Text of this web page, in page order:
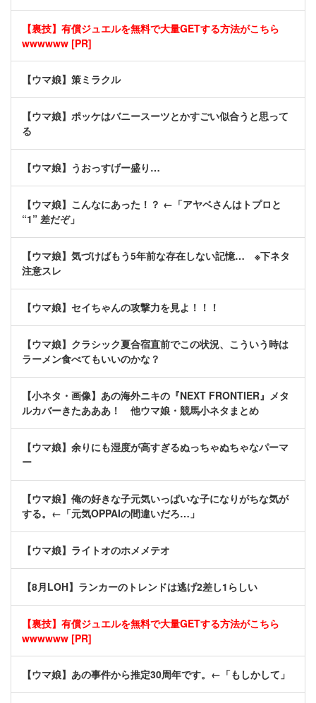
【裏技】有償ジュエルを無料で大量GETする方法がこちら
wwwwww [PR]
【ウマ娘】策ミラクル
【ウマ娘】ポッケはバニースーツとかすごい似合うと思って
る
【ウマ娘】うおっすげー盛り…
【ウマ娘】こんなにあった！？ ←「アヤベさんはトプロと
“1” 差だぞ」
【ウマ娘】気づけばもう5年前な存在しない記憶… ※下ネタ
注意スレ
【ウマ娘】セイちゃんの攻撃力を見よ！！！
【ウマ娘】クラシック夏合宿直前でこの状況、こういう時は
ラーメン食べてもいいのかな？
【小ネタ・画像】あの海外ニキの『NEXT FRONTIER』メタ
ルカバーきたあああ！ 他ウマ娘・競馬小ネタまとめ
【ウマ娘】余りにも湿度が高すぎるぬっちゃぬちゃなパーマ
ー
【ウマ娘】俺の好きな子元気いっぱいな子になりがちな気が
する。←「元気OPPAIの間違いだろ…」
【ウマ娘】ライトオのホメメテオ
【8月LOH】ランカーのトレンドは逃げ2差し1らしい
【裏技】有償ジュエルを無料で大量GETする方法がこちら
wwwwww [PR]
【ウマ娘】あの事件から推定30周年です。←「もしかして」